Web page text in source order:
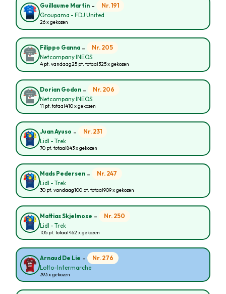
Guillaume Martin - Nr. 191
Groupama - FDJ United
26 x gekozen
Filippo Ganna - Nr. 205
Netcompany INEOS
4 pt. vandaag25 pt. totaal325 x gekozen
Dorian Godon - Nr. 206
Netcompany INEOS
11 pt. totaal410 x gekozen
Juan Ayuso - Nr. 231
Lidl - Trek
70 pt. totaal843 x gekozen
Mads Pedersen - Nr. 247
Lidl - Trek
30 pt. vandaag100 pt. totaal909 x gekozen
Mattias Skjelmose - Nr. 250
Lidl - Trek
105 pt. totaal462 x gekozen
Arnaud De Lie - Nr. 276
Lotto-Intermarche
393 x gekozen